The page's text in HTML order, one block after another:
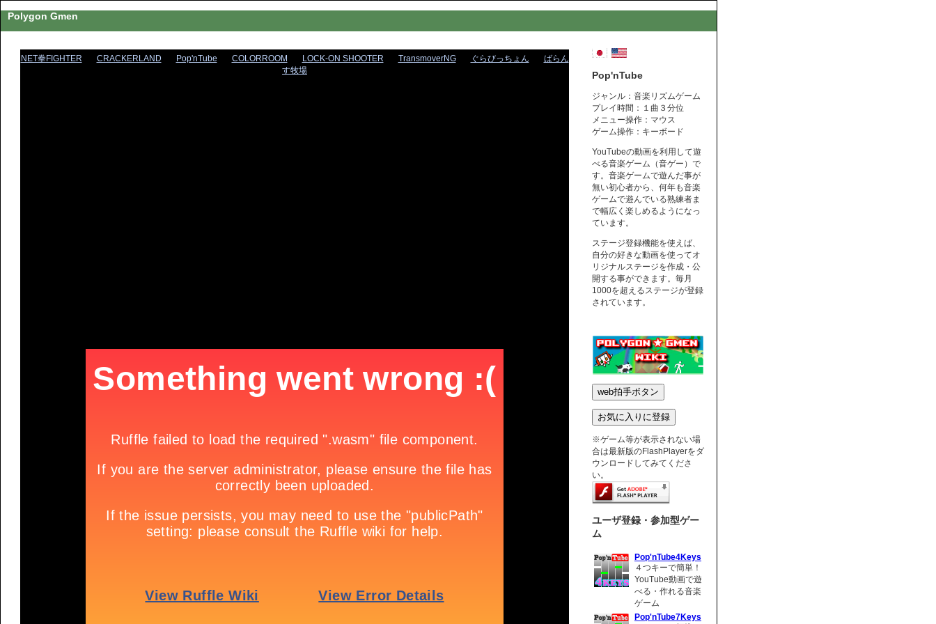
Polygon Gmen
NET拳FIGHTER CRACKERLAND Pop'nTube COLORROOM LOCK-ON SHOOTER TransmoverNG ぐらびっちょん
ばらん
す牧場
Pop'nTube
ジャンル：音楽リズムゲーム
プレイ時間：１曲３分位
メニュー操作：マウス
ゲーム操作：キーボード
YouTubeの動画を利用して遊
べる音楽ゲーム（音ゲー）で
す。音楽ゲームで遊んだ事が
無い初心者から、何年も音楽
ゲームで遊んでいる熟練者ま
で幅広く楽しめるようになっ
ています。
ステージ登録機能を使えば、
自分の好きな動画を使ってオ
リジナルステージを作成・公
開する事ができます。毎月
1000を超えるステージが登録
されています。
※ゲーム等が表示されない場
合は最新版のFlashPlayerをダ
ウンロードしてみてくださ
い。
ユーザ登録・参加型ゲー
ム
Pop'nTube4Keys
４つキーで簡単！
YouTube動画で遊
べる・作れる音楽
ゲーム
Pop'nTube7Keys